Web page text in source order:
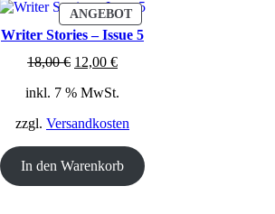
ANGEBOTPRODUKT
IM
ANGEBOT
Writer Stories – Issue 5
18,00€ Ursprünglicher
war:
12,00 €Aktueller
ist:
inkl. 7 % MwSt.
zzgl. Versandkosten
In den Warenkorb